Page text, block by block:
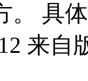
。 具
来自